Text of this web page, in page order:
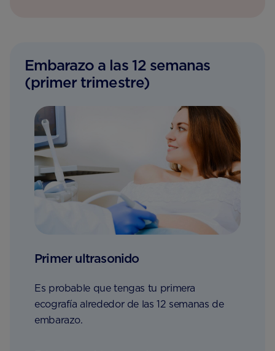
Embarazo a las 12 semanas
(primer trimestre)
Primer ultrasonido
Es probable que tengas tu primera
ecografía alrededor de las 12 semanas de
embarazo.